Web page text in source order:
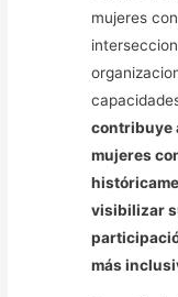
mujeres
contribuye
mujeres
visibilizar
más